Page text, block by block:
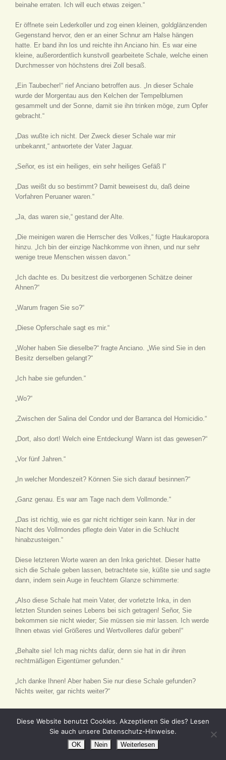
beinahe erraten. Ich will euch etwas zeigen.“
Er öffnete sein Lederkoller und zog einen kleinen, goldglänzenden
Gegenstand hervor, den er an einer Schnur am Halse hängen
hatte. Er band ihn los und reichte ihn Anciano hin. Es war eine
kleine, außerordentlich kunstvoll gearbeitete Schale, welche einen
Durchmesser von höchstens drei Zoll besaß.
„Ein Taubecher!“ rief Anciano betroffen aus. „In dieser Schale
wurde der Morgentau aus den Kelchen der Tempelblumen
gesammelt und der Sonne, damit sie ihn trinken möge, zum Opfer
gebracht.“
„Das wußte ich nicht. Der Zweck dieser Schale war mir
unbekannt,“ antwortete der Vater Jaguar.
„Señor, es ist ein heiliges, ein sehr heiliges Gefäß l“
„Das weißt du so bestimmt? Damit beweisest du, daß deine
Vorfahren Peruaner waren.“
„Ja, das waren sie,“ gestand der Alte.
„Die meinigen waren die Herrscher des Volkes,“ fügte Haukaropora
hinzu. „Ich bin der einzige Nachkomme von ihnen, und nur sehr
wenige treue Menschen wissen davon.“
„Ich dachte es. Du besitzest die verborgenen Schätze deiner
Ahnen?“
„Warum fragen Sie so?“
„Diese Opferschale sagt es mir.“
„Woher haben Sie dieselbe?“ fragte Anciano. „Wie sind Sie in den
Besitz derselben gelangt?“
„Ich habe sie gefunden.“
„Wo?“
„Zwischen der Salina del Condor und der Barranca del Homicidio.“
„Dort, also dort! Welch eine Entdeckung! Wann ist das gewesen?“
„Vor fünf Jahren.“
„In welcher Mondeszeit? Können Sie sich darauf besinnen?“
„Ganz genau. Es war am Tage nach dem Vollmonde.“
„Das ist richtig, wie es gar nicht richtiger sein kann. Nur in der
Nacht des Vollmondes pflegte dein Vater in die Schlucht
hinabzusteigen.“
Diese letzteren Worte waren an den Inka gerichtet. Dieser hatte
sich die Schale geben lassen, betrachtete sie, küßte sie und sagte
dann, indem sein Auge in feuchtem Glanze schimmerte:
„Also diese Schale hat mein Vater, der vorletzte Inka, in den
letzten Stunden seines Lebens bei sich getragen! Señor, Sie
bekommen sie nicht wieder; Sie müssen sie mir lassen. Ich werde
Ihnen etwas viel Größeres und Wertvolleres dafür geben!“
„Behalte sie! Ich mag nichts dafür, denn sie hat in dir ihren
rechtmäßigen Eigentümer gefunden.“
„Ich danke Ihnen! Aber haben Sie nur diese Schale gefunden?
Nichts weiter, gar nichts weiter?“
Gegenteile etwas Schreckliches.“
Diese Website benutzt Cookies. Akzeptieren Sie dies? Lesen
Sie auch unsere Datenschutz-Hinweise.
OK Nein Weiterlesen